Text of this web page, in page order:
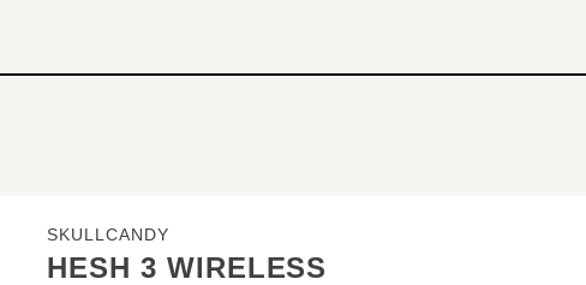
SKULLCANDY
HESH 3 WIRELESS